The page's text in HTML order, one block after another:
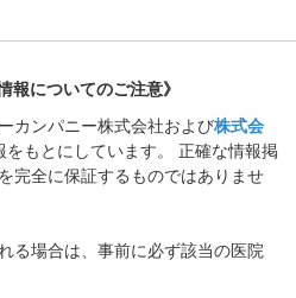
報についてのご注意》
カンパニー株式会社および株式会
をもとにしています。 正確な情報掲
完全に保証するものではありませ
る場合は、事前に必ず該当の医院